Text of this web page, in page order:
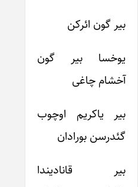
بیر گون ائرکن
یوخسا بیر گون
آخشام چاغی
بیر یاکریم اوچوب
گئدرسن بورا‌دان
بیر قانادیندا